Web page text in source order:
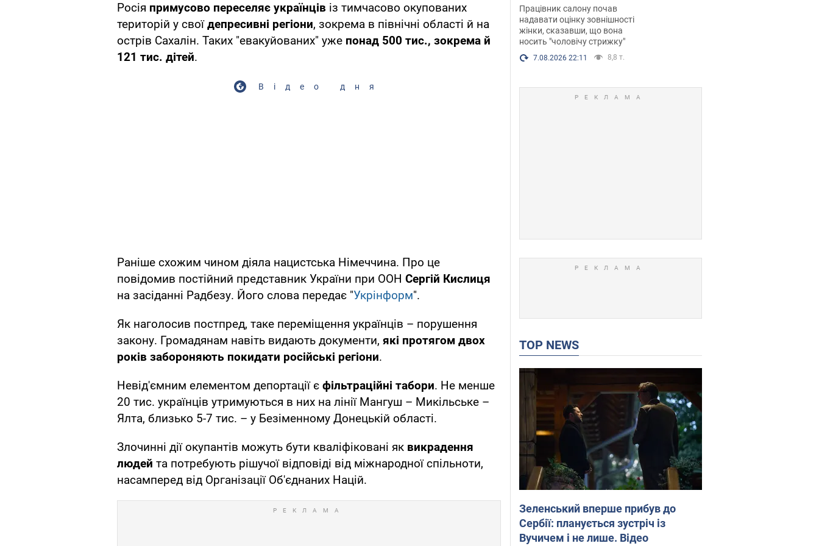
Росія примусово переселяє українців із тимчасово окупованих
територій у своїдепресивні регіони, зокрема в північні області й на
острів Сахалін. Таких "евакуйованих" уже понад 500 тис., зокрема й
121 тис. дітей.
Відео дня
Раніше схожим чином діяла нацистська Німеччина. Про це
повідомив постійний представник України при ООН Сергій Кислиця
на засіданні Радбезу. Його слова передає "Укрінформ".
Як наголосив постпред, таке переміщення українців – порушення
закону. Громадянам навіть видають документи, які протягом двох
років забороняють покидати російські регіони.
Невід'ємним елементом депортації є фільтраційні табори. Не менше
20 тис. українців утримуються в них на лінії Мангуш – Микільське –
Ялта, близько 5-7 тис. – у Безіменному Донецькій області.
Злочинні дії окупантів можуть бути кваліфіковані як викрадення
людей та потребують рішучої відповіді від міжнародної спільноти,
насамперед від Організації Об'єднаних Націй.
після хімієтерапії,
розгорівся скандал.
Фото
Працівник салону почав
надавати оцінку зовнішності
жінки, сказавши, що вона
носить "чоловічу стрижку"
7.08.2026 22:11 8,8 т.
TOP NEWS
Зеленський вперше прибув до
Сербії: планується зустріч із
Вучичем і не лише. Відео